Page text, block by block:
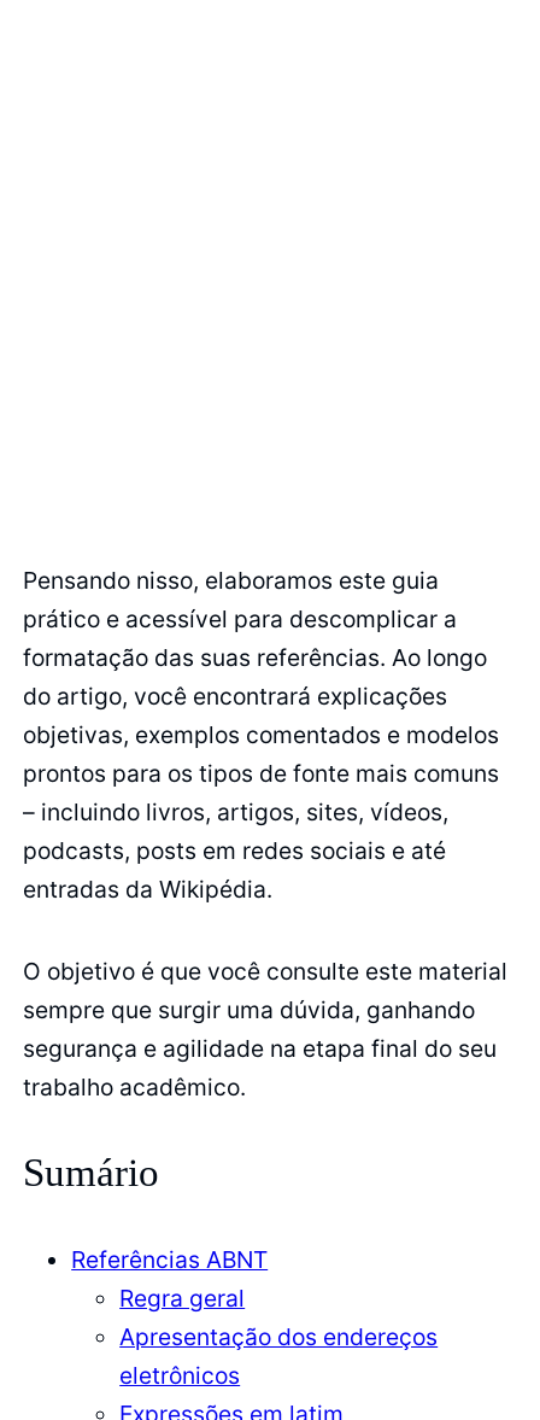
Pensando nisso, elaboramos este guia
prático e acessível para descomplicar a
formatação das suas referências. Ao longo
do artigo, você encontrará explicações
objetivas, exemplos comentados e modelos
prontos para os tipos de fonte mais comuns
– incluindo livros, artigos, sites, vídeos,
podcasts, posts em redes sociais e até
entradas da Wikipédia.
O objetivo é que você consulte este material
sempre que surgir uma dúvida, ganhando
segurança e agilidade na etapa final do seu
trabalho acadêmico.
Sumário
Referências ABNT
Regra geral
Apresentação dos endereços
eletrônicos
Expressões em latim